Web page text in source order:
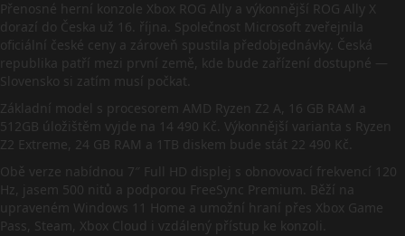
Přenosné herní konzole Xbox ROG Ally a výkonnější ROG Ally X
dorazí do Česka už 16. října. Společnost Microsoft zveřejnila
oficiální české ceny a zároveň spustila předobjednávky. Česká
republika patří mezi první země, kde bude zařízení dostupné —
Slovensko si zatím musí počkat.
Základní model s procesorem AMD Ryzen Z2 A, 16 GB RAM a
512GB úložištěm vyjde na 14 490 Kč. Výkonnější varianta s Ryzen
Z2 Extreme, 24 GB RAM a 1TB diskem bude stát 22 490 Kč.
Obě verze nabídnou 7″ Full HD displej s obnovovací frekvencí 120
Hz, jasem 500 nitů a podporou FreeSync Premium. Běží na
upraveném Windows 11 Home a umožní hraní přes Xbox Game
Pass, Steam, Xbox Cloud i vzdálený přístup ke konzoli.